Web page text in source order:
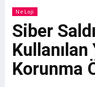
Ne Loji
Siber
Korunma